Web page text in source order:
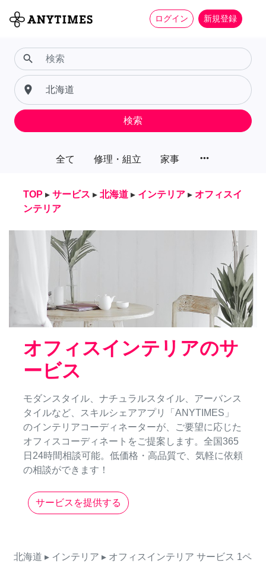
ログイン 新規登録
全て 修理・組立 家事 more_horiz
search
place
検索
TOP ▸ サービス ▸ 北海道 ▸ インテリア ▸ オフィスイ
ンテリア
オフィスインテリアのサ
ービス
モダンスタイル、ナチュラルスタイル、アーバンス
タイルなど、スキルシェアアプリ「ANYTIMES」
のインテリアコーディネーターが、ご要望に応じた
オフィスコーディネートをご提案します。全国365
日24時間相談可能。低価格・高品質で、気軽に依頼
の相談ができます！
サービスを提供する
北海道 ▸ インテリア ▸ オフィスインテリア サービス 1ペ